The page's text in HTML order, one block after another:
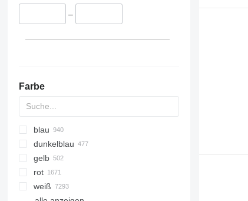
–
Farbe
blau
dunkelblau
gelb
rot
weiß